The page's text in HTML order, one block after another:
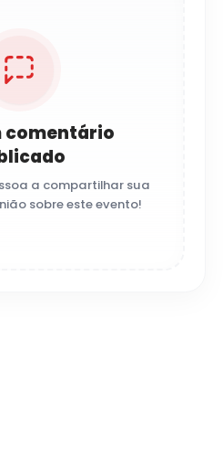
comentário
a compartilhar sua
sobre este evento!